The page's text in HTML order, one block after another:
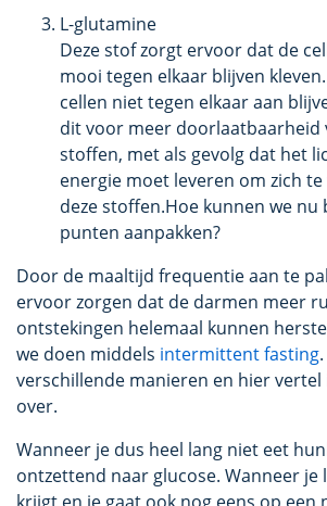
L-glutamine
Deze stof zorgt ervoor dat de
mooi tegen elkaar blijven
cellen niet tegen elkaar aan
dit voor meer doorlaatbaarheid
stoffen, met als gevolg dat het
energie moet leveren om zich
deze stoffen.Hoe kunnen we nu
punten aanpakken?
Door de maaltijd frequentie aan te
ervoor zorgen dat de darmen meer
ontstekingen helemaal kunnen
we doen middels intermittent fasting
verschillende manieren en hier
over.
Wanneer je dus heel lang niet eet
ontzettend naar glucose. Wanneer je